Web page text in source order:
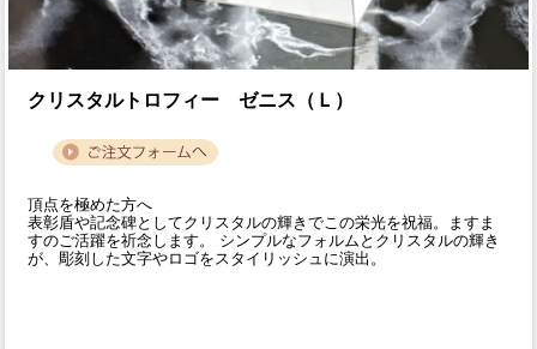
クリスタルトロフィー ゼニス（Ｌ）
頂点を極めた方へ
表彰盾や記念碑としてクリスタルの輝きでこの栄光を祝福。ますま
すのご活躍を祈念します。 シンプルなフォルムとクリスタルの輝き
が、彫刻した文字やロゴをスタイリッシュに演出。